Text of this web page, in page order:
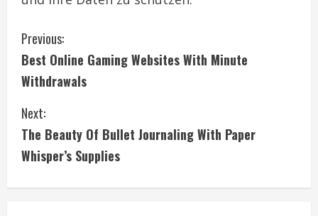
C
o
n
t
i
n
Previous:
Best Online Gaming Websites With Minute
Withdrawals
Next:
The Beauty Of Bullet Journaling With Paper
Whisper’s Supplies